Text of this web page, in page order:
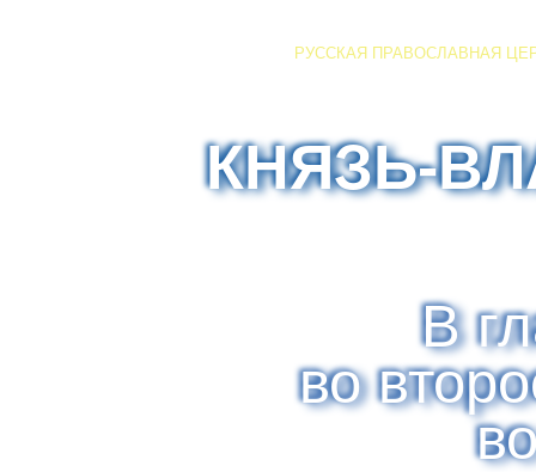
РУССКАЯ ПРАВОСЛАВНАЯ
КНЯЗЬ-
В
во